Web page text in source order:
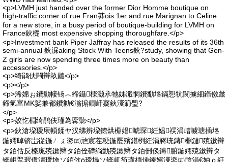
<p>LVMH just handed over the former Dior Homme boutique on
high-traffic corner of rue Fran莽ois 1er and rue Marignan to Celine
for a new store, in a busy period of boutique-building for LVMH on
France鈥檚 most expensive shopping thoroughfare.</p>
<p>Investment bank Piper Jaffray has released the results of its 36th
semi-annual 鈥淭aking Stock With Teens鈥?study, showing that Gen-
Z girls are now spending three times more on beauty than
accessories.</p>
<p>绮鹃伕闁辫畝聽</p>
<p></p>
<p>浠婂ぉ鐨勬帹钖︿締鑷檪灏氶牠姊濈恫鐨勫垎鏋愬牨閬擄細鏅傚皻
鍗氫富MK娑兼都鐨勨€滃搧鐗屽寲鈥濅箣璺?
</p>
<p>姣忔棩绮鹃伕瑾為寗聽</p>
<p>鈥滄垜瑷庡幁鍒ヤ汉绋辨垜鐐烘棩娼唬琛紝娼祦涓嶆噳瑭插垎
鍦嬬晫锛岀従鍦ㄥぇ鍌㈤兘宸茬稉鍦嬮殯鍖栵紝涓嶈珫鏄棩鏈殑鏉辫
タ銆佸反榛庣殑鏉辫タ銆佺磹绱勭殑鏉辫タ銆侀倓鏄腑鍦嬬殑鏉辫タ
锛岄毣瑕佹澅瑗垮ソ銆佽ō瑷堝ソ锛屼笉璜栭偅鍊嬪湅鍌㈤兘涓€妯ｏ紝